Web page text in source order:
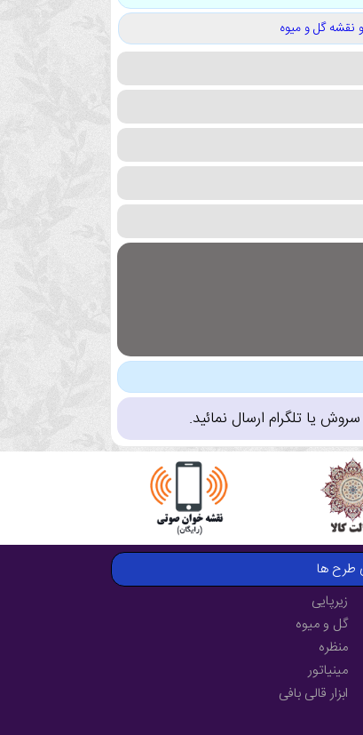
نقشه گل و میوه
یا تلگرام ارسال نمائید.
طرح ها
زیرپایی
گل و میوه
منظره
مینیاتور
ابزار قالی بافی